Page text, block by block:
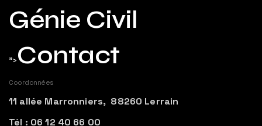
Génie Civil
">Contact
Coordonnées
11 allée Marronniers, 88260 Lerrain
Tél : 06 12 40 66 00